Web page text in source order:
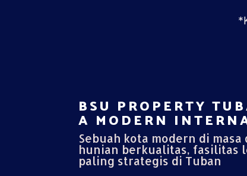
BSU PROPERTY
A MODERN
Sebuah kota modern di masa
hunian berkualitas, fasilitas
paling strategis di Tuban